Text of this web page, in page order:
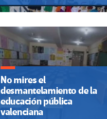
No mires el
desmantelamiento de la
educación pública
valenciana